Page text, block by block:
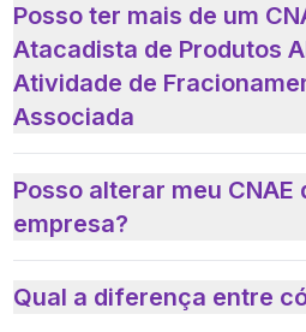
Posso ter mais de um
Atacadista de Produtos
Atividade de
Associada
Posso alterar meu
empresa?
Qual a diferença entre